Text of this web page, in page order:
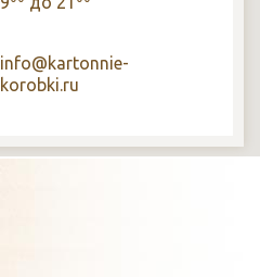
info@kartonnie-
korobki.ru